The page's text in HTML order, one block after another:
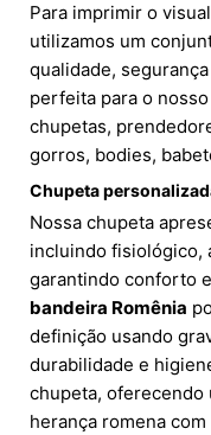
Para imprimir o
utilizamos um
qualidade,
perfeita para o
chupetas,
gorros, bodies,
Chupeta
Nossa chupeta
incluindo fisiológico,
garantindo conforto
bandeira Romênia
definição usando
durabilidade e
chupeta, oferecendo
herança romena